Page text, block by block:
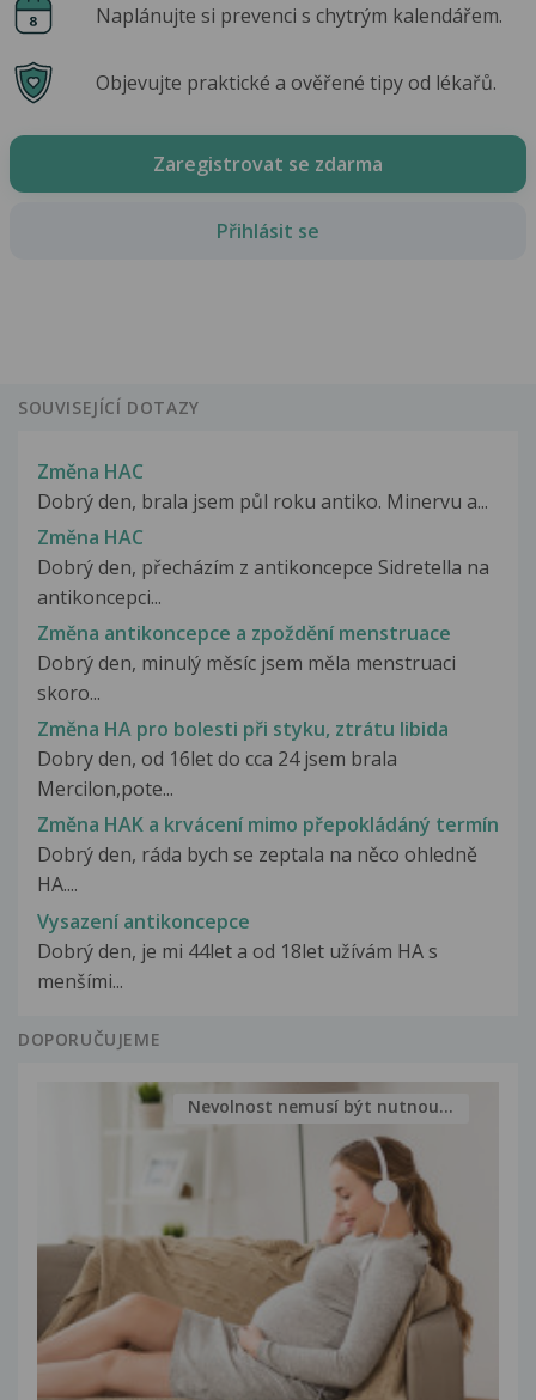
Naplánujte si prevenci s chytrým kalendářem.
Objevujte praktické a ověřené tipy od lékařů.
Zaregistrovat se zdarma
Přihlásit se
SOUVISEJÍCÍ DOTAZY
Změna HAC
Dobrý den, brala jsem půl roku antiko. Minervu a...
Změna HAC
Dobrý den, přecházím z antikoncepce Sidretella na
antikoncepci...
Změna antikoncepce a zpoždění menstruace
Dobrý den, minulý měsíc jsem měla menstruaci
skoro...
Změna HA pro bolesti při styku, ztrátu libida
Dobry den, od 16let do cca 24 jsem brala
Mercilon,pote...
Změna HAK a krvácení mimo přepokládáný termín
Dobrý den, ráda bych se zeptala na něco ohledně
HA....
Vysazení antikoncepce
Dobrý den, je mi 44let a od 18let užívám HA s
menšími...
DOPORUČUJEME
Nevolnost nemusí být nutnou...